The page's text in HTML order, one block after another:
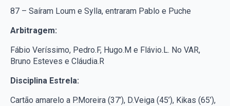
87 – Saíram Loum e Sylla, entraram Pablo e Puche
Arbitragem:
Fábio Veríssimo, Pedro.F, Hugo.M e Flávio.L. No VAR,
Bruno Esteves e Cláudia.R
Disciplina Estrela:
Cartão amarelo a P.Moreira (37’), D.Veiga (45’), Kikas (65’),